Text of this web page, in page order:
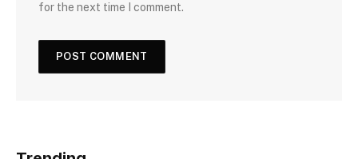
for the next time I comment.